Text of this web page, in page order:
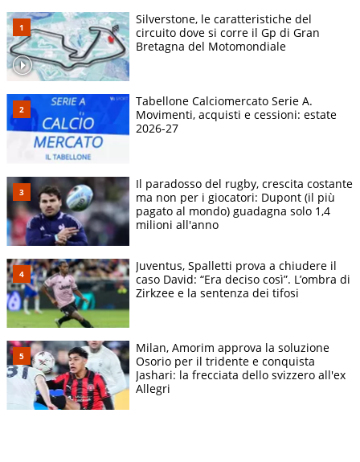
Silverstone, le caratteristiche del
circuito dove si corre il Gp di Gran
Bretagna del Motomondiale
Tabellone Calciomercato Serie A.
Movimenti, acquisti e cessioni: estate
2026-27
Il paradosso del rugby, crescita costante
ma non per i giocatori: Dupont (il più
pagato al mondo) guadagna solo 1,4
milioni all'anno
Juventus, Spalletti prova a chiudere il
caso David: “Era deciso così”. L’ombra di
Zirkzee e la sentenza dei tifosi
Milan, Amorim approva la soluzione
Osorio per il tridente e conquista
Jashari: la frecciata dello svizzero all'ex
Allegri